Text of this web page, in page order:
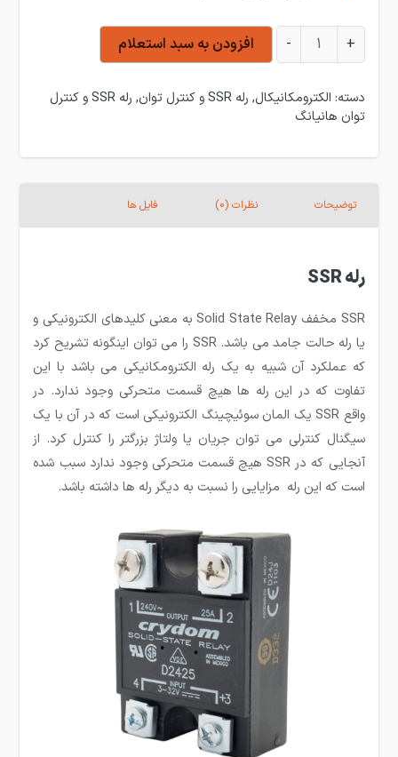
رله حالت جامد(SSR) سه فاز هانیانگ HSR-3A104Z عدد
+
- افزودن به سبد استعلام
دسته: الکترومکانیکال, رله SSR و کنترل توان ,
رله SSR و کنترل
توان هانیانگ
توضیحات نظرات (0) فایل ها
رله SSR
SSR مخفف Solid State Relay به معنی کلیدهای الکترونیکی و
یا رله حالت جامد می­ باشد. SSR را می توان اینگونه تشریح کرد
که عملکرد آن شبیه به یک رله الکترومکانیکی می­ باشد با این
تفاوت که در این رله ها هیچ قسمت متحرکی وجود ندارد. در
واقع SSR یک المان سوئیچینگ الکترونیکی است که در آن با یک
سیگنال کنترلی می ­توان جریان یا ولتاژ بزرگتر را کنترل کرد. از
آنجایی که در SSR هیچ قسمت متحرکی وجود ندارد سبب شده
است که این رله مزایایی را نسبت به دیگر رله ها داشته باشد.